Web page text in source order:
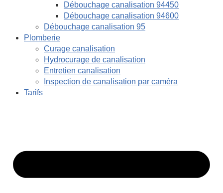
Débouchage canalisation 94450
Débouchage canalisation 94600
Débouchage canalisation 95
Plomberie
Curage canalisation
Hydrocurage de canalisation
Entretien canalisation
Inspection de canalisation par caméra
Tarifs